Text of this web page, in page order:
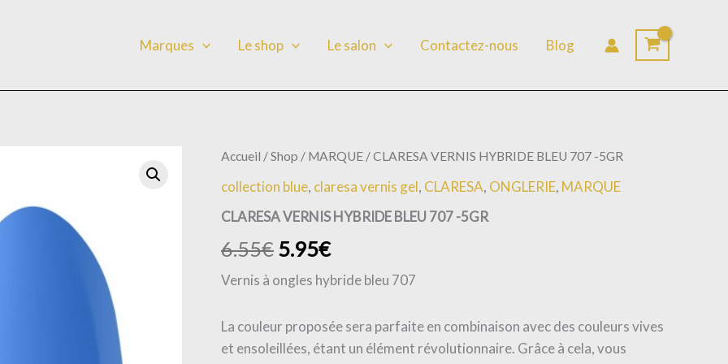
Marques Le shop Le salon Contactez-nous Blog
Accueil /Shop / MARQUE / CLARESA VERNIS HYBRIDE BLEU 707 -5GR
collection blue, claresa vernis gel, CLARESA, ONGLERIE, MARQUE
CLARESA VERNIS HYBRIDE BLEU 707 -5GR
6.55€ 5.95€
Vernis à ongles hybride bleu 707
La couleur proposée sera parfaite en combinaison avec des couleurs vives
et ensoleillées, étant un élément révolutionnaire. Grâce à cela, vous
quantité
CLARESA
HYBRIDE
707